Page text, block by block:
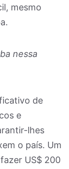
mesmo
nessa
de
e
lhes
o país. Um
US$ 200